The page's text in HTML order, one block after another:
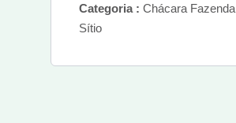
Categoria : Chácara Fazenda
Sítio